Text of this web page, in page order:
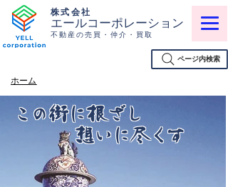
株式会社
エールコーポレーション
不動産の売買・仲介・買取
ページ内検索
ホーム
この街に根ざし
​ 想いに尽くす